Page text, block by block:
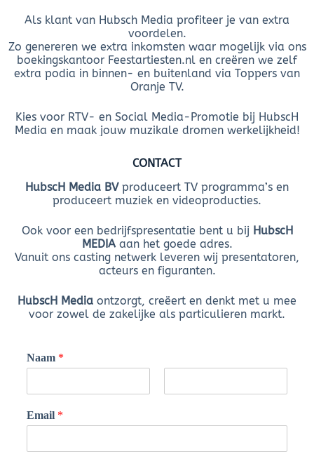
Als klant van Hubsch Media profiteer je van extra
voordelen.
Zo genereren we extra inkomsten waar mogelijk via ons
boekingskantoor Feestartiesten.nl en creëren we zelf
extra podia in binnen- en buitenland via Toppers van
Oranje TV.
Kies voor RTV- en Social Media-Promotie bij HubscH
Media en maak jouw muzikale dromen werkelijkheid!
CONTACT
HubscH Media BVproduceert TV programma’s en
produceert muziek en videoproducties.
Ook voor een bedrijfspresentatie bent u bij HubscH
MEDIAaan het goede adres.
Vanuit ons casting netwerk leveren wij presentatoren,
acteurs en figuranten.
HubscH Media ontzorgt, creëert en denkt met u mee
voor zowel de zakelijke als particulieren markt.
Naam *
i
rB
r
Email *